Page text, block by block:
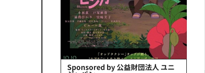
Sponsored by 公益財団法人 ユニ